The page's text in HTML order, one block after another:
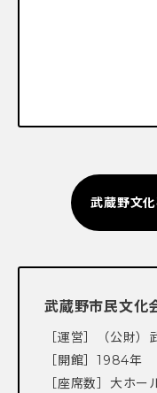
武蔵野文
武蔵野市民文化
［運営］（公財）
［開館］1984年
［座席数］大ホ